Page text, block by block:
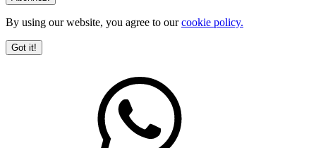
By using our website, you agree to ourcookie policy.
Got it!